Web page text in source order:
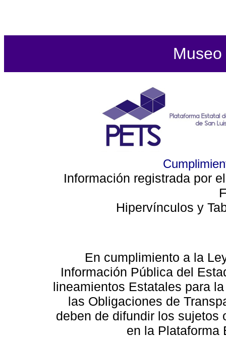
Información registrada por
Hipervínculos y
En cumplimiento a la
Información Pública del
lineamientos Estatales para
las Obligaciones de
deben de difundir los sujetos
en la Plataforma